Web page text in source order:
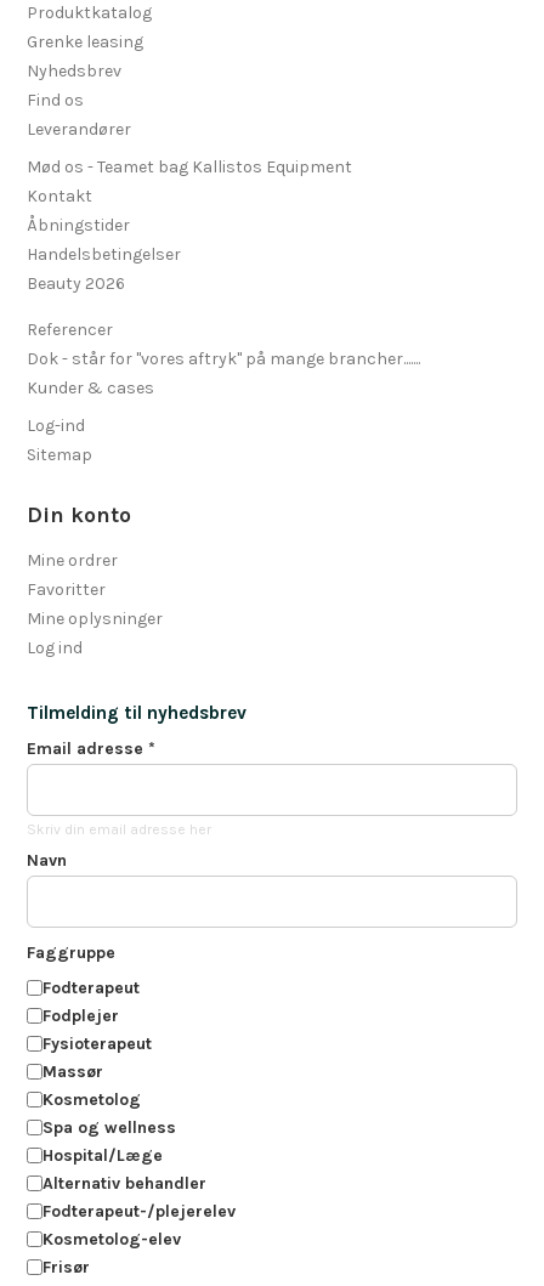
Produktkatalog
Grenke leasing
Nyhedsbrev
Find os
Leverandører
Mød os - Teamet bag Kallistos Equipment
Kontakt
Åbningstider
Handelsbetingelser
Beauty 2026
Referencer
Dok - står for "vores aftryk" på mange brancher.......
Kunder & cases
Log-ind
Sitemap
Din konto
Mine ordrer
Favoritter
Mine oplysninger
Log ind
Tilmelding til nyhedsbrev
Email adresse*
Skriv din email adresse her
Navn
Faggruppe
Fodterapeut
Fodplejer
Fysioterapeut
Massør
Kosmetolog
Spa og wellness
Hospital/Læge
Alternativ behandler
Fodterapeut-/plejerelev
Kosmetolog-elev
Frisør